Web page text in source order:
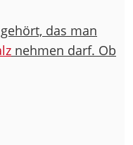
das man
nehmen darf. Ob